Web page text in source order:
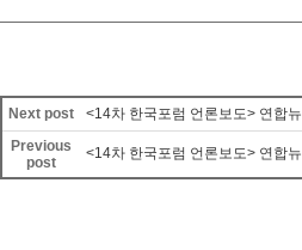
Next post
<14차 한국포럼 언론보도> 연합
Previous
post
<14차 한국포럼 언론보도> 연합